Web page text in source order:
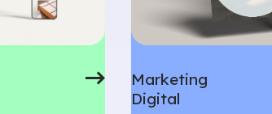
Marketing
Digital